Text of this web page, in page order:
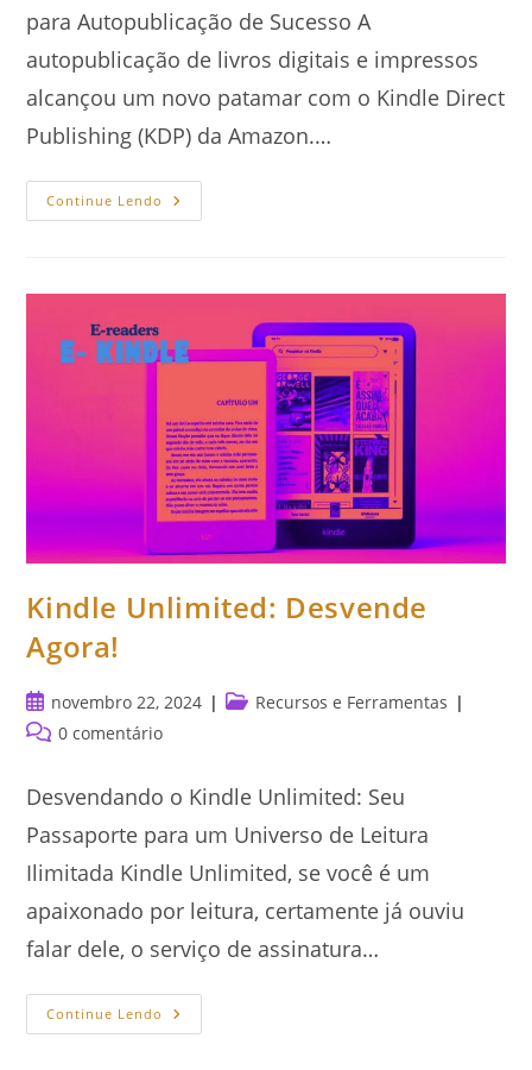
para Autopublicação de Sucesso A
autopublicação de livros digitais e impressos
alcançou um novo patamar com o Kindle Direct
Publishing (KDP) da Amazon.…
Continue Lendo Aprenda
Como
KDP
Kindle Unlimited: Desvende
Agora!
Post
publicado:
novembro 22, 2024
Categoria
Recursos e Ferramentas
Comentários
0 comentário
Desvendando o Kindle Unlimited: Seu
Passaporte para um Universo de Leitura
Ilimitada Kindle Unlimited, se você é um
apaixonado por leitura, certamente já ouviu
falar dele, o serviço de assinatura…
Continue Lendo Kindle
Unlimited: